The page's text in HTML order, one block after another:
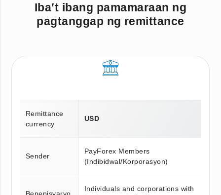
Iba′t ibang pamamaraan ng
pagtanggap ng remittance
Remittance
currency
USD
Sender
PayForex Members
(Indibidwal/Korporasyon)
Benepisyaryo
Individuals and corporations with